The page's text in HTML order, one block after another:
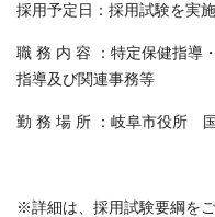
採用予定日：採用試験を実
職 務 内 容 ：特定保健指導
指導及び関連事務等
勤 務 場 所 ：岐阜市役所
※詳細は、採用試験要綱を